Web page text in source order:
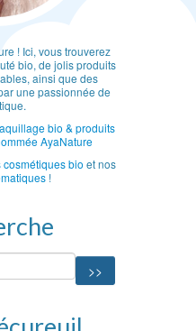
! Ici, vous trouverez
bio, de jolis produits
ainsi que des
une passionnée de
bio & produits
AyaNature
bio et nos
!